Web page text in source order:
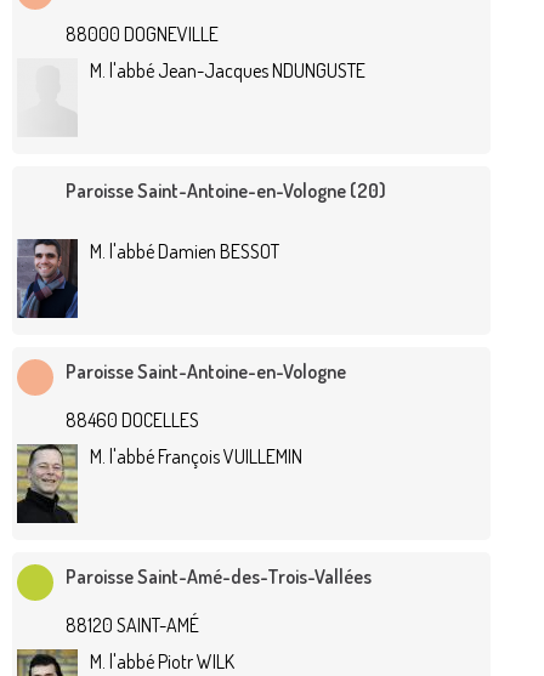
88000 DOGNEVILLE
M. l'abbé Jean-Jacques NDUNGUSTE
Paroisse Saint-Antoine-en-Vologne (20)
M. l'abbé Damien BESSOT
Paroisse Saint-Antoine-en-Vologne
88460 DOCELLES
M. l'abbé François VUILLEMIN
Paroisse Saint-Amé-des-Trois-Vallées
88120 SAINT-AMÉ
M. l'abbé Piotr WILK